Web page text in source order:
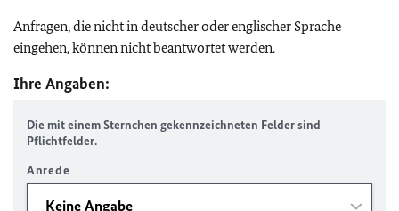
Anfragen, die nicht in deutscher oder englischer Sprache
eingehen, können nicht beantwortet werden.
Ihre Angaben:
Die mit einem Sternchen gekennzeichneten Felder sind
Pflichtfelder.
Anrede